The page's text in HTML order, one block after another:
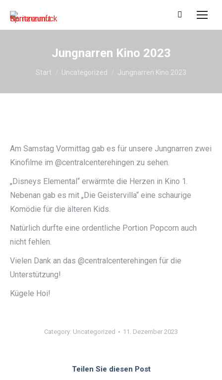
Search:
Jungnarren Kino 2023
Sie befinden sich hier:
Start Uncategorized Jungnarren Kino 2023
Am Samstag Vormittag gab es für unsere Jungnarren zwei
Kinofilme im @centralcenterehingen zu sehen.
„Disneys Elemental“ erwärmte die Herzen in Kino 1.
Nebenan gab es mit „Die Geistervilla“ eine schaurige
Komödie für die älteren Kids.
Natürlich durfte eine ordentliche Portion Popcorn auch
nicht fehlen.
Vielen Dank an das @centralcenterehingen für die
Unterstützung!
Kügele Hoi!
Category: Uncategorized 11. Dezember 2023
Teilen Sie diesen Post